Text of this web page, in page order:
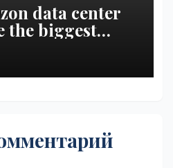
data center
the biggest
in the U.S. |